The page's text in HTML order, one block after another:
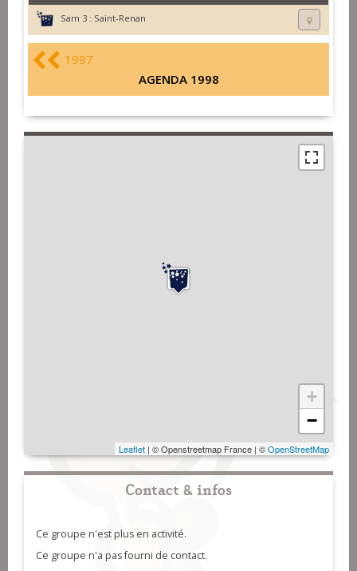
Sam 3 : Saint-Renan
1997
AGENDA 1998
+
−
Leaflet | © Openstreetmap France | ©OpenStreetMap
Contact & infos
Ce groupe n'est plus en activité.
Ce groupe n'a pas fourni de contact.